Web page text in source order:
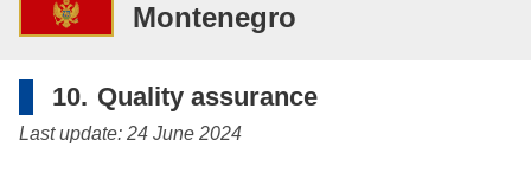
Montenegro
10. Quality assurance
Last update: 24 June 2024